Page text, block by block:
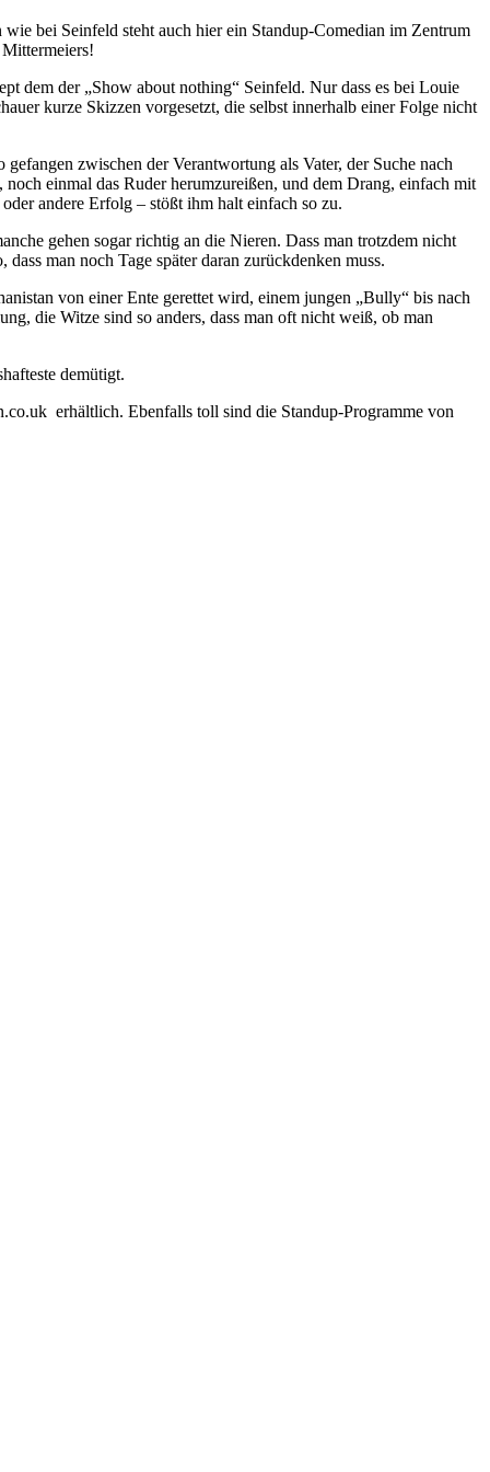
bei Seinfeld steht auch hier ein Standup-Comedian im Zentrum
dem der „Show about nothing“ Seinfeld. Nur dass es bei Louie
kurze Skizzen vorgesetzt, die selbst innerhalb einer Folge nicht
zwischen der Verantwortung als Vater, der Suche nach
einmal das Ruder herumzureißen, und dem Drang, einfach mit
andere Erfolg – stößt ihm halt einfach so zu.
gehen sogar richtig an die Nieren. Dass man trotzdem nicht
man noch Tage später daran zurückdenken muss.
von einer Ente gerettet wird, einem jungen „Bully“ bis nach
die Witze sind so anders, dass man oft nicht weiß, ob man
demütigt.
erhältlich. Ebenfalls toll sind die Standup-Programme von